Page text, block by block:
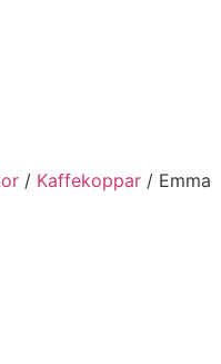
/ Kaffekoppar / Emma